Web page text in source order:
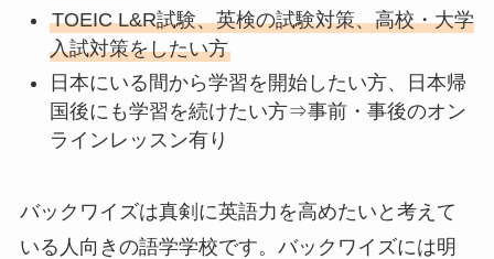
TOEIC L&R試験、英検の試験対策、高校・大学
入試対策をしたい方
日本にいる間から学習を開始したい方、日本帰
国後にも学習を続けたい方⇒事前・事後のオン
ラインレッスン有り
バックワイズは真剣に英語力を高めたいと考えて
いる人向きの語学学校です。バックワイズには明